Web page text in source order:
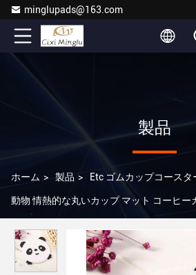
minglupads@163.com
製品
ホーム > 製品 > Etc ゴムカップコースタ
動物 情熱的な丸いカップ マット コーヒー